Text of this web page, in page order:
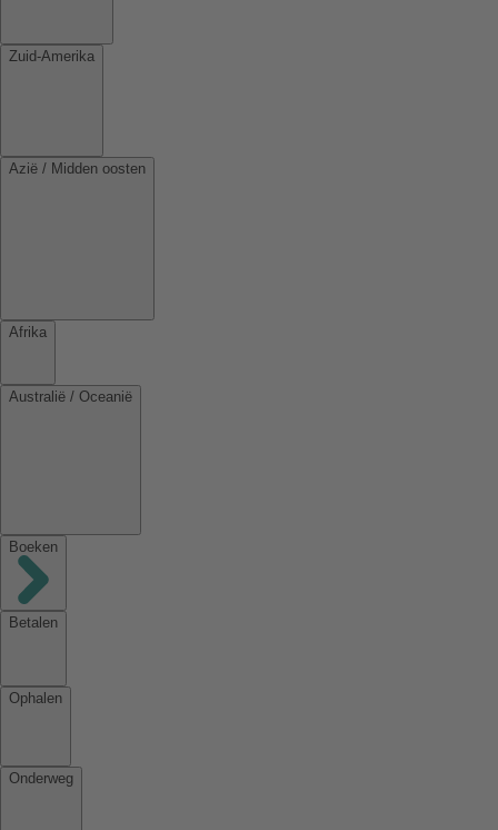
Zuid-Amerika
Azië / Midden oosten
Afrika
Australië / Oceanië
Boeken
Betalen
Ophalen
Onderweg